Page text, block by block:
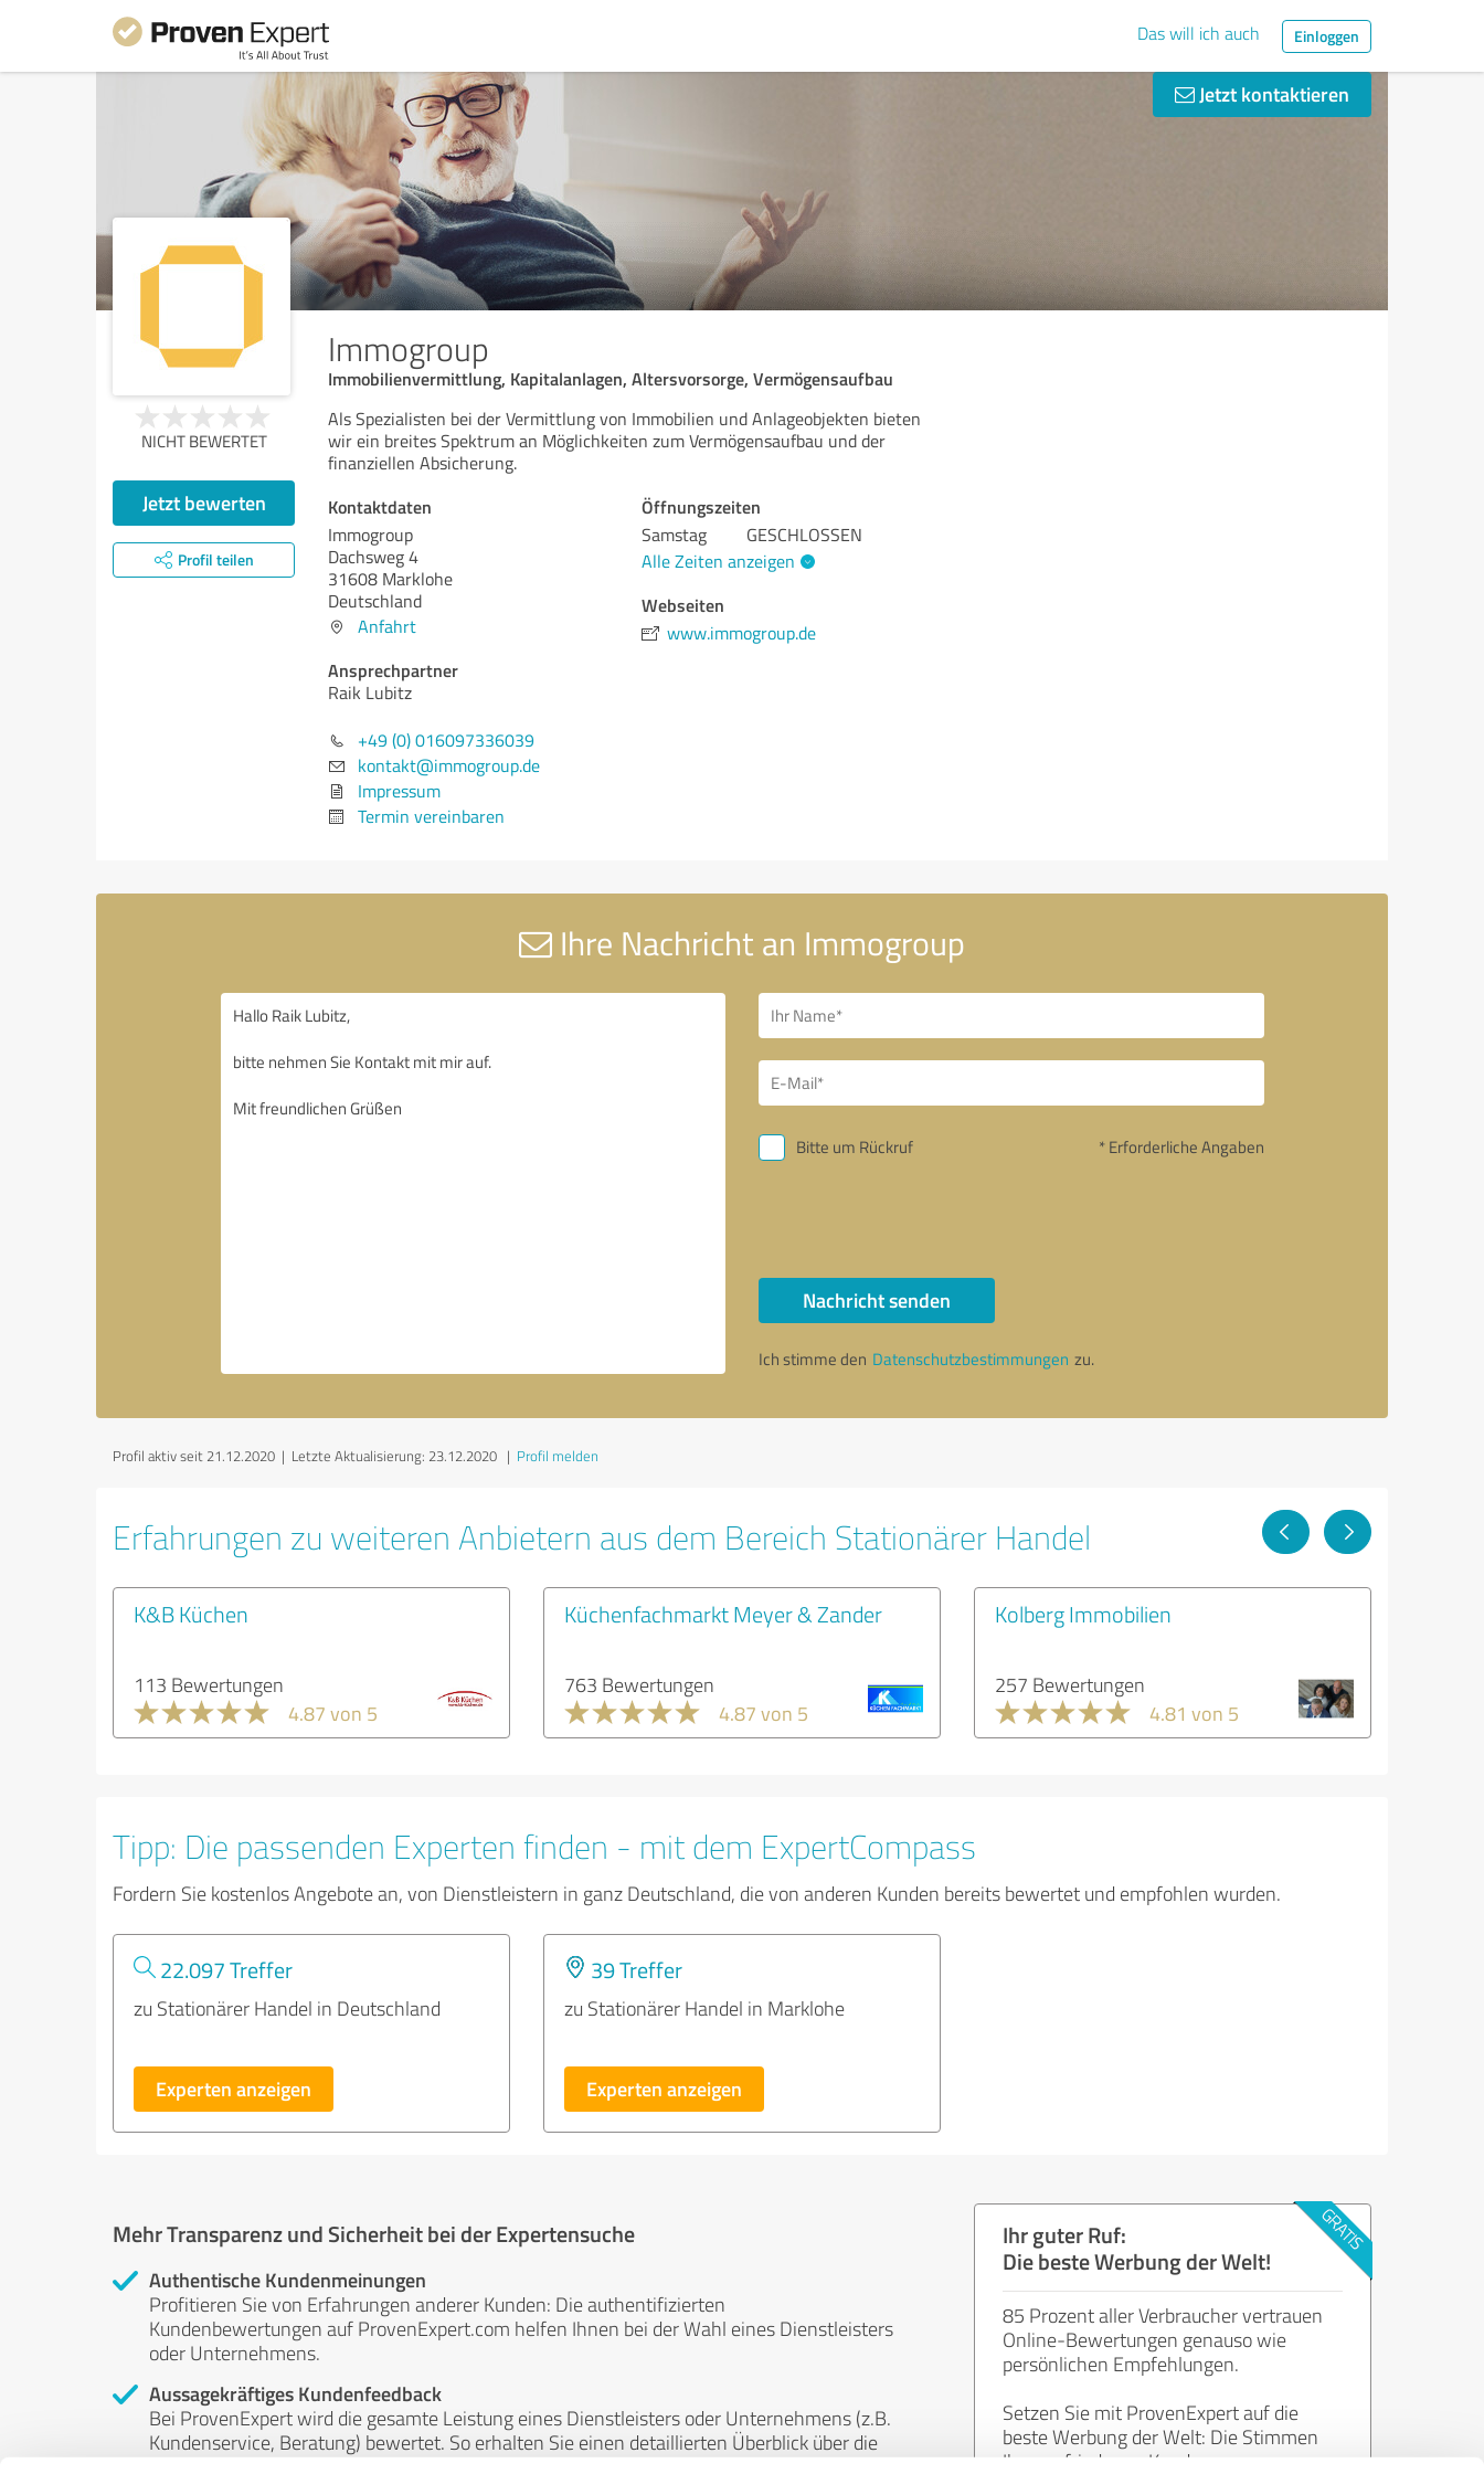
Das will ich auch Einloggen
Jetzt kontaktieren
Immogroup
Immobilienvermittlung, Kapitalanlagen, Altersvorsorge, Vermögensaufbau
NICHT BEWERTET
Jetzt bewerten
Profil teilen
Als Spezialisten bei der Vermittlung von Immobilien und Anlageobjekten bieten
wir ein breites Spektrum an Möglichkeiten zum Vermögensaufbau und der
finanziellen Absicherung.
Kontaktdaten
Immogroup
Dachsweg 4
31608 Marklohe
Deutschland
Anfahrt
Ansprechpartner
Raik Lubitz
+49 (0) 016097336039
kontakt@immogroup.de
Impressum
Termin vereinbaren
Öffnungszeiten
Samstag
GESCHLOSSEN
Alle Zeiten anzeigen
Webseiten
www.immogroup.de
Ihre Nachricht an Immogroup
Bitte um Rückruf * Erforderliche Angaben
Nachricht senden
Ich stimme den Datenschutzbestimmungen zu.
Profil aktiv seit 21.12.2020 | Letzte Aktualisierung: 23.12.2020 | Profil melden
Erfahrungen zu weiteren Anbietern aus dem Bereich Stationärer Handel
K&B Küchen
113 Bewertungen
4.87 von 5
Küchenfachmarkt Meyer & Zander
763 Bewertungen
4.87 von 5
Kolberg Immobilien
257 Bewertungen
4.81 von 5
Tipp: Die passenden Experten finden - mit dem ExpertCompass
Fordern Sie kostenlos Angebote an, von Dienstleistern in ganz Deutschland, die von anderen Kunden bereits bewertet und empfohlen wurden.
22.097 Treffer
zu Stationärer Handel in Deutschland
Experten anzeigen
39 Treffer
zu Stationärer Handel in Marklohe
Experten anzeigen
Mehr Transparenz und Sicherheit bei der Expertensuche
Authentische Kundenmeinungen
Profitieren Sie von Erfahrungen anderer Kunden: Die authentifizierten
Kundenbewertungen auf ProvenExpert.com helfen Ihnen bei der Wahl eines Dienstleisters
oder Unternehmens.
Aussagekräftiges Kundenfeedback
Bei ProvenExpert wird die gesamte Leistung eines Dienstleisters oder Unternehmens (z.B.
Kundenservice, Beratung) bewertet. So erhalten Sie einen detaillierten Überblick über die
Ihr guter Ruf:
Die beste Werbung der Welt!
85 Prozent aller Verbraucher vertrauen
Online-Bewertungen genauso wie
persönlichen Empfehlungen.
Setzen Sie mit ProvenExpert auf die
beste Werbung der Welt: Die Stimmen
Ihrer zufriedenen Kunden.